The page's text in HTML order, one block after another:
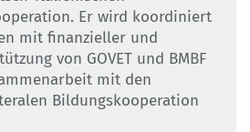
Er wird koordiniert
mit finanzieller und
von GOVET und BMBF
mit den
Bildungskooperation